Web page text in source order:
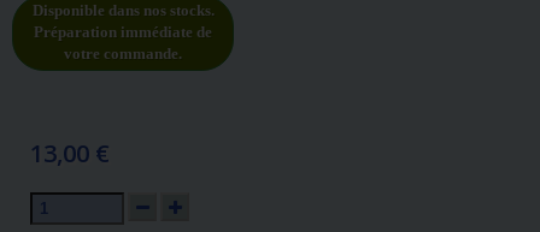
Disponible dans nos stocks.
Préparation immédiate de
votre commande.
13,00 €